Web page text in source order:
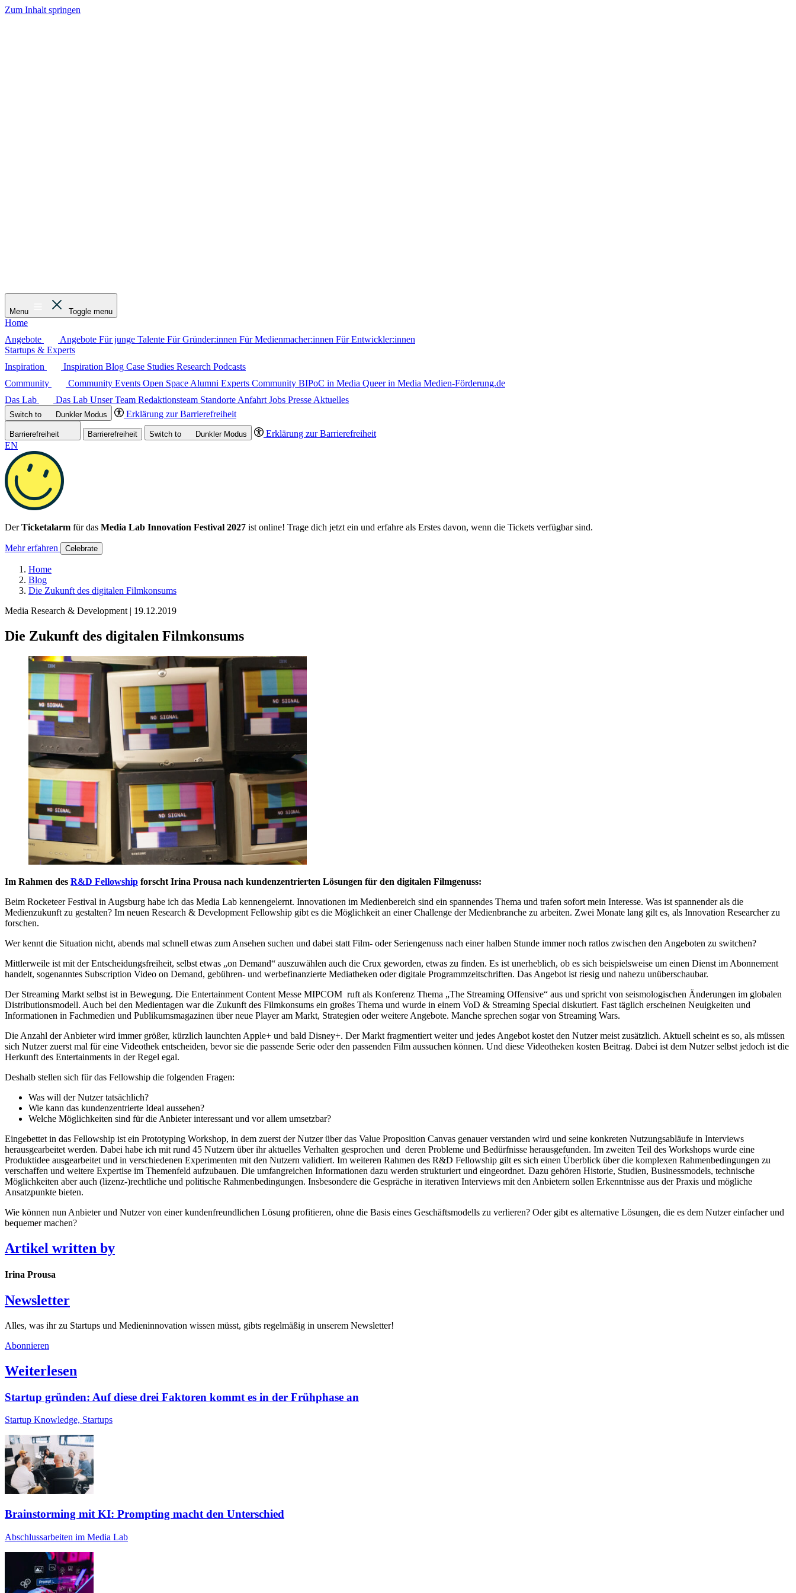
Zum Inhalt springen
Menu Toggle menu
Home
Angebote
Angebote Für junge Talente Für Gründer:innen Für Medienmacher:innen Für Entwickler:innen
Startups & Experts
Inspiration
Inspiration Blog Case Studies Research Podcasts
Community
Community Events Open Space Alumni Experts Community BIPoC in Media Queer in Media Medien-Förderung.de
Das Lab
Das Lab Unser Team Redaktionsteam Standorte Anfahrt Jobs Presse Aktuelles
Switch to DunklerModus Erklärung zur Barrierefreiheit
Barrierefreiheit Barrierefreiheit Switch to DunklerModus
Erklärung zur Barrierefreiheit
EN
DerTicketalarm für das Media Lab Innovation Festival 2027 ist online! Trage dich jetzt ein und erfahre als Erstes davon, wenn die Tickets verfügbar sind.
Mehr erfahren Celebrate
Home
Blog
Die Zukunft des digitalen Filmkonsums
Media Research & Development | 19.12.2019
Die Zukunft des digitalen Filmkonsums
Im Rahmen des R&D Fellowship forscht Irina Prousa nach kundenzentrierten Lösungen für den digitalen Filmgenuss:
Beim Rocketeer Festival in Augsburg habe ich das Media Lab kennengelernt. Innovationen im Medienbereich sind ein spannendes Thema und trafen sofort mein Interesse. Was ist spannender als die
Medienzukunft zu gestalten? Im neuen Research & Development Fellowship gibt es die Möglichkeit an einer Challenge der Medienbranche zu arbeiten. Zwei Monate lang gilt es, als Innovation Researcher zu
forschen.
Wer kennt die Situation nicht, abends mal schnell etwas zum Ansehen suchen und dabei statt Film- oder Seriengenuss nach einer halben Stunde immer noch ratlos zwischen den Angeboten zu switchen?
Mittlerweile ist mit der Entscheidungsfreiheit, selbst etwas „on Demand“ auszuwählen auch die Crux geworden, etwas zu finden. Es ist unerheblich, ob es sich beispielsweise um einen Dienst im Abonnement
handelt, sogenanntes Subscription Video on Demand, gebühren- und werbefinanzierte Mediatheken oder digitale Programmzeitschriften. Das Angebot ist riesig und nahezu unüberschaubar.
Der Streaming Markt selbst ist in Bewegung. Die Entertainment Content Messe MIPCOM ruft als Konferenz Thema „The Streaming Offensive“ aus und spricht von seismologischen Änderungen im globalen
Distributionsmodell. Auch bei den Medientagen war die Zukunft des Filmkonsums ein großes Thema und wurde in einem VoD & Streaming Special diskutiert. Fast täglich erscheinen Neuigkeiten und
Informationen in Fachmedien und Publikumsmagazinen über neue Player am Markt, Strategien oder weitere Angebote. Manche sprechen sogar von Streaming Wars.
Die Anzahl der Anbieter wird immer größer, kürzlich launchten Apple+ und bald Disney+. Der Markt fragmentiert weiter und jedes Angebot kostet den Nutzer meist zusätzlich. Aktuell scheint es so, als müssen
sich Nutzer zuerst mal für eine Videothek entscheiden, bevor sie die passende Serie oder den passenden Film aussuchen können. Und diese Videotheken kosten Beitrag. Dabei ist dem Nutzer selbst jedoch ist die
Herkunft des Entertainments in der Regel egal.
Deshalb stellen sich für das Fellowship die folgenden Fragen:
Was will der Nutzer tatsächlich?
Wie kann das kundenzentrierte Ideal aussehen?
Welche Möglichkeiten sind für die Anbieter interessant und vor allem umsetzbar?
Eingebettet in das Fellowship ist ein Prototyping Workshop, in dem zuerst der Nutzer über das Value Proposition Canvas genauer verstanden wird und seine konkreten Nutzungsabläufe in Interviews
herausgearbeitet werden. Dabei habe ich mit rund 45 Nutzern über ihr aktuelles Verhalten gesprochen und deren Probleme und Bedürfnisse herausgefunden. Im zweiten Teil des Workshops wurde eine
Produktidee ausgearbeitet und in verschiedenen Experimenten mit den Nutzern validiert. Im weiteren Rahmen des R&D Fellowship gilt es sich einen Überblick über die komplexen Rahmenbedingungen zu
verschaffen und weitere Expertise im Themenfeld aufzubauen. Die umfangreichen Informationen dazu werden strukturiert und eingeordnet. Dazu gehören Historie, Studien, Businessmodels, technische
Möglichkeiten aber auch (lizenz-)rechtliche und politische Rahmenbedingungen. Insbesondere die Gespräche in iterativen Interviews mit den Anbietern sollen Erkenntnisse aus der Praxis und mögliche
Ansatzpunkte bieten.
Wie können nun Anbieter und Nutzer von einer kundenfreundlichen Lösung profitieren, ohne die Basis eines Geschäftsmodells zu verlieren? Oder gibt es alternative Lösungen, die es dem Nutzer einfacher und
bequemer machen?
Artikel written by
Irina Prousa
Newsletter
Alles, was ihr zu Startups und Medieninnovation wissen müsst, gibts regelmäßig in unserem Newsletter!
Abonnieren
Weiterlesen
Startup gründen: Auf diese drei Faktoren kommt es in der Frühphase an
Startup Knowledge, Startups
Brainstorming mit KI: Prompting macht den Unterschied
Abschlussarbeiten im Media Lab